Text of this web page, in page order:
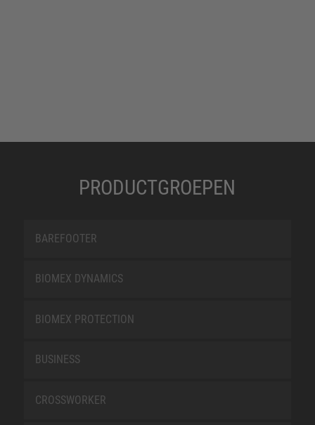
PRODUCTGROEPEN
BAREFOOTER
BIOMEX DYNAMICS
BIOMEX PROTECTION
BUSINESS
CROSSWORKER